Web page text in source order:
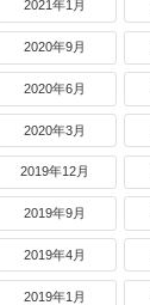
2021年1月
2020年9月
2020年6月
2020年3月
2019年12月
2019年9月
2019年4月
2019年1月